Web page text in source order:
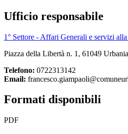
Ufficio responsabile
1° Settore - Affari Generali e servizi alla
Piazza della Libertà n. 1, 61049
Telefono: 0722313142
Email:
Formati disponibili
PDF